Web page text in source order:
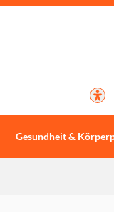
Gesundheit &